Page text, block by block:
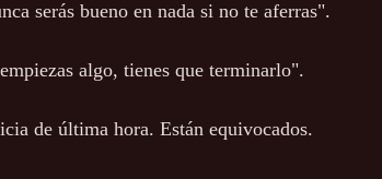
serás bueno en nada si no te aferras".
algo, tienes que terminarlo".
de última hora. Están equivocados.